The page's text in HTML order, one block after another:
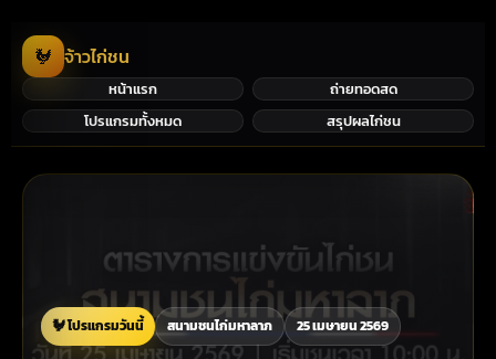
🐓 จ้าวไก่ชน
หน้าแรก
ถ่ายทอดสด
โปรแกรมทั้งหมด
สรุปผลไก่ชน
🐓 โปรแกรมวันนี้ สนามชนไก่มหาลาภ 25 เมษายน 2569